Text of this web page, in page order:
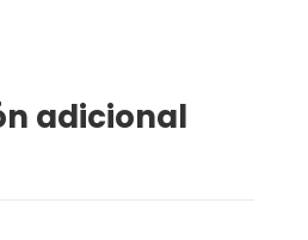
adicional